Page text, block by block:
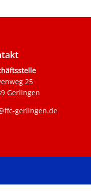
25
Gerlingen
gerlingen.de